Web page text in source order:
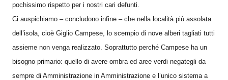
pochissimo rispetto per i nostri cari defunti.
Ci auspichiamo – concludono infine – che nella località più assolata
dell’isola, cioè Giglio Campese, lo scempio di nove alberi tagliati tutti
assieme non venga realizzato. Soprattutto perché Campese ha un
bisogno primario: quello di avere ombra ed aree verdi negategli da
sempre di Amministrazione in Amministrazione e l’unico sistema a